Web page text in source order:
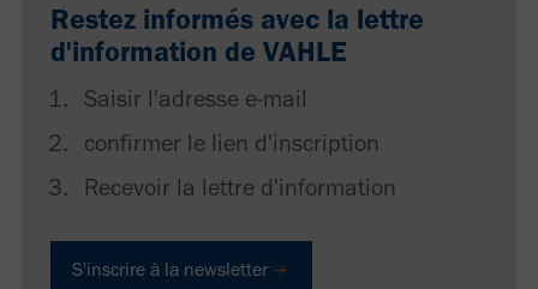
Restez informés avec la lettre
d'information de VAHLE
Saisir l'adresse e-mail
confirmer le lien d'inscription
Recevoir la lettre d'information
S'inscrire à la newsletter